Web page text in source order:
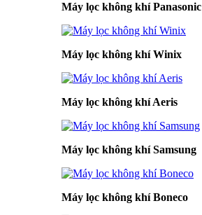
Máy lọc không khí Panasonic
Máy lọc không khí Winix
Máy lọc không khí Aeris
Máy lọc không khí Samsung
Máy lọc không khí Boneco